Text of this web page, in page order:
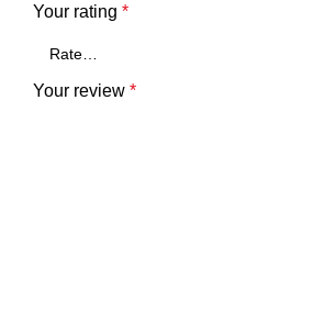
Your rating *
Your review *